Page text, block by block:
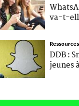
va-t-
DDB :
jeunes